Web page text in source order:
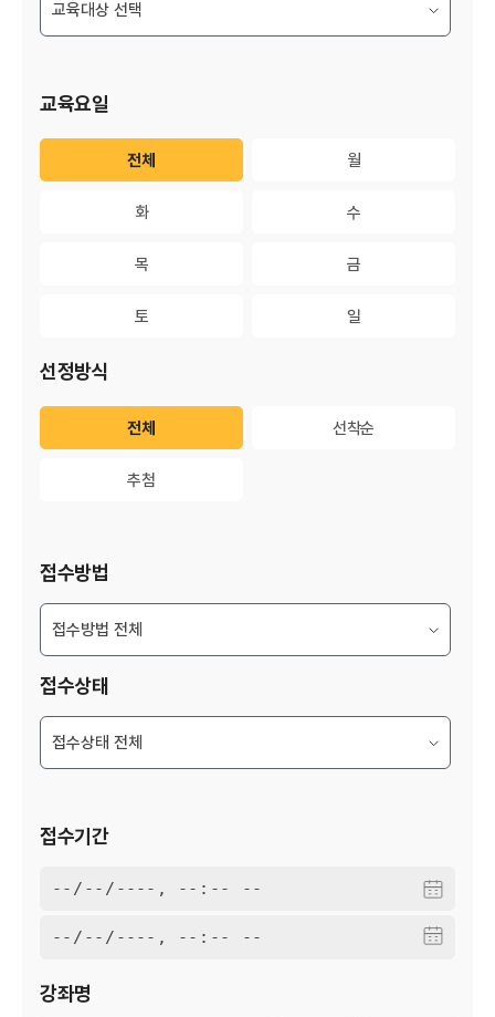
교육요일
전체 월
화 수
목 금
토 일
선정방식
전체 선착순
추첨
접수방법
접수상태
접수기간
강좌명